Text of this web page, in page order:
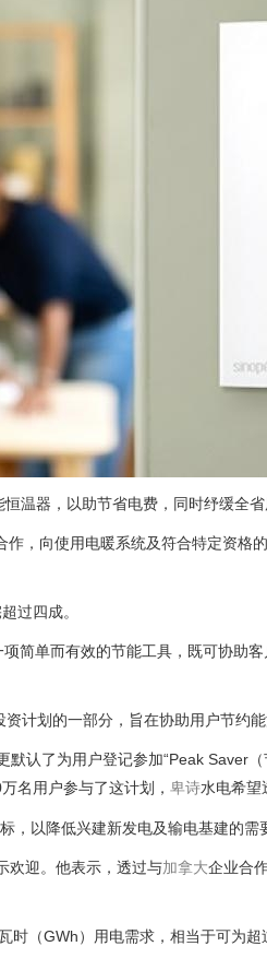
温器，以助节省电费，同时纾缓全省
，向使用电暖系统及符合特定资格
过四成。
简单而有效的节能工具，既可协助
计划的一部分，旨在协助用户节约
认了为用户登记参加“Peak Saver
名用户参与了这计划， 卑诗水电希望
以降低兴建新发电及输电基建的需
欢迎。他表示，透过与加拿大企业合
（GWh）用电需求，相当于可为超